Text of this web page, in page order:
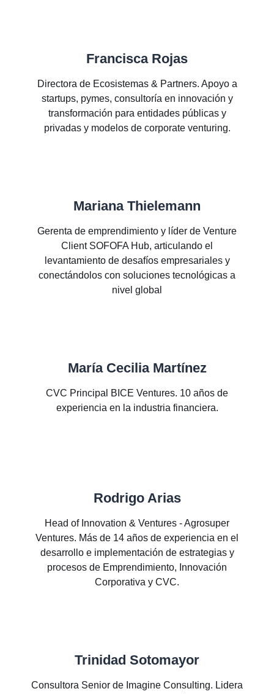
Francisca Rojas
Directora de Ecosistemas & Partners. Apoyo a
startups, pymes, consultoría en innovación y
transformación para entidades públicas y
privadas y modelos de corporate venturing.
Mariana Thielemann
Gerenta de emprendimiento y líder de Venture
Client SOFOFA Hub, articulando el
levantamiento de desafíos empresariales y
conectándolos con soluciones tecnológicas a
nivel global
María Cecilia Martínez
CVC Principal BICE Ventures. 10 años de
experiencia en la industria financiera.
Rodrigo Arias
Head of Innovation & Ventures - Agrosuper
Ventures. Más de 14 años de experiencia en el
desarrollo e implementación de estrategias y
procesos de Emprendimiento, Innovación
Corporativa y CVC.
Trinidad Sotomayor
Consultora Senior de Imagine Consulting. Lidera